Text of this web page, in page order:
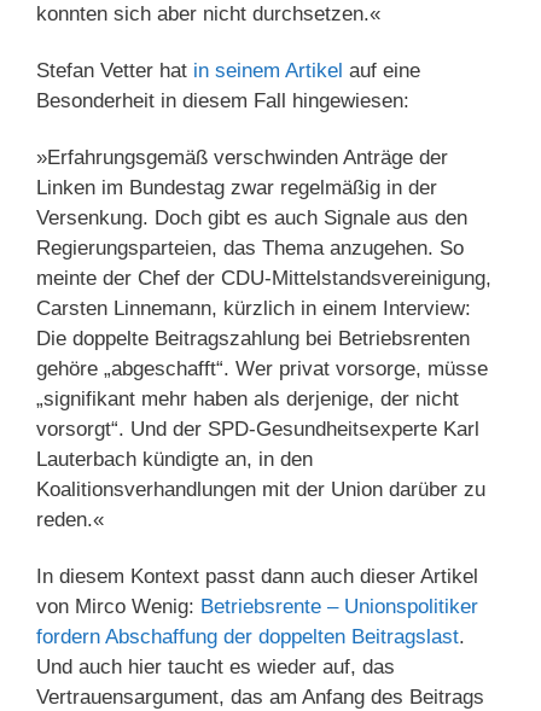
konnten sich aber nicht durchsetzen.«
Stefan Vetter hat in seinem Artikel auf eine
Besonderheit in diesem Fall hingewiesen:
»Erfahrungsgemäß verschwinden Anträge der
Linken im Bundestag zwar regelmäßig in der
Versenkung. Doch gibt es auch Signale aus den
Regierungsparteien, das Thema anzugehen. So
meinte der Chef der CDU-Mittelstandsvereinigung,
Carsten Linnemann, kürzlich in einem Interview:
Die doppelte Beitragszahlung bei Betriebsrenten
gehöre „abgeschafft“. Wer privat vorsorge, müsse
„signifikant mehr haben als derjenige, der nicht
vorsorgt“. Und der SPD-Gesundheitsexperte Karl
Lauterbach kündigte an, in den
Koalitionsverhandlungen mit der Union darüber zu
reden.«
In diesem Kontext passt dann auch dieser Artikel
von Mirco Wenig: Betriebsrente – Unionspolitiker
fordern Abschaffung der doppelten Beitragslast.
Und auch hier taucht es wieder auf, das
Vertrauensargument, das am Anfang des Beitrags